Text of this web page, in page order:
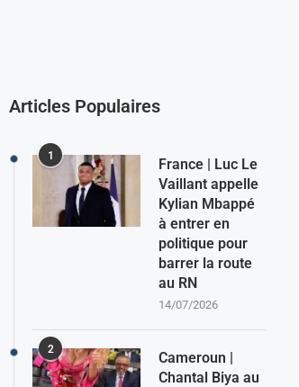
Articles Populaires
1
France | Luc Le
Vaillant appelle
Kylian Mbappé
à entrer en
politique pour
barrer la route
au RN
14/07/2026
2
Cameroun |
Chantal Biya au